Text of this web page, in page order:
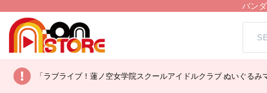
バン
「ラブライブ！蓮ノ空女学院スクールアイドルクラブ ぬいぐる